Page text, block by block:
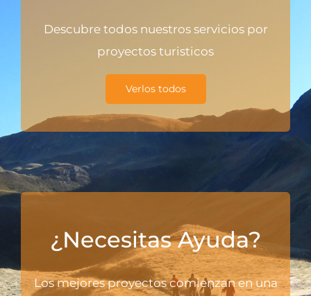
Descubre todos nuestros servicios por
proyectos turisticos
Verlos todos
¿Necesitas Ayuda?
Los mejores proyectos comienzan en una